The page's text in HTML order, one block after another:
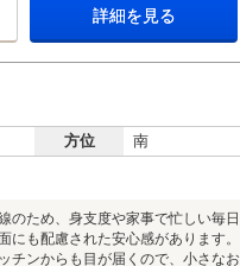
詳細を見る
方位 南
ため、身支度や家事で忙しい毎日
も配慮された安心感があります。
チンからも目が届くので、小さなお